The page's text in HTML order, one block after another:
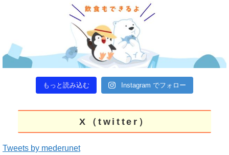
もっと読み込む Instagram でフォロー
X（twitter）
Tweets by mederunet